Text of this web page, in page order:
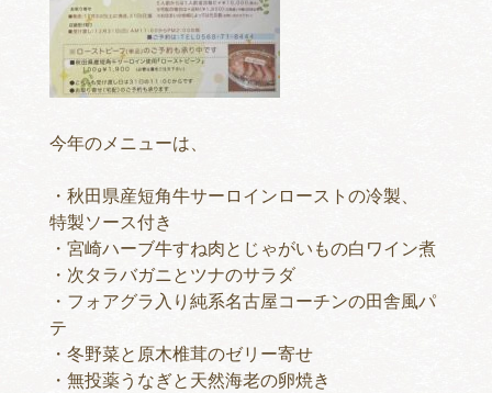
今年のメニューは、
・秋田県産短角牛サーロインローストの冷製、
特製ソース付き
・宮崎ハーブ牛すね肉とじゃがいもの白ワイン煮
・次タラバガニとツナのサラダ
・フォアグラ入り純系名古屋コーチンの田舎風パ
テ
・冬野菜と原木椎茸のゼリー寄せ
・無投薬うなぎと天然海老の卵焼き